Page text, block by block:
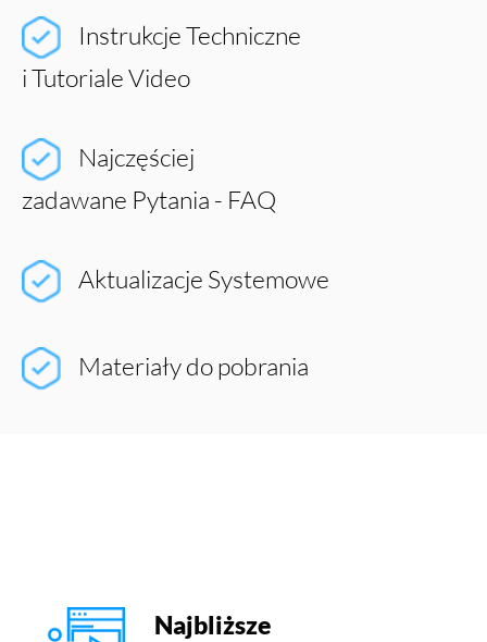
Instrukcje Techniczne
i Tutoriale Video
Najczęściej
zadawane Pytania - FAQ
Aktualizacje Systemowe
Materiały do pobrania
Najbliższe